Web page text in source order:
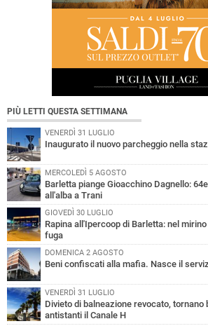
PIÙ LETTI QUESTA SETTIMANA
VENERDÌ 31 LUGLIO
Inaugurato il nuovo parcheggio nella
MERCOLEDÌ 5 AGOSTO
Barletta piange Gioacchino Dagnello:
all'alba a Trani
GIOVEDÌ 30 LUGLIO
Rapina all'Ipercoop di Barletta: nel
fuga
DOMENICA 2 AGOSTO
Beni confiscati alla mafia. Nasce il
VENERDÌ 31 LUGLIO
Divieto di balneazione revocato, tornano
antistanti il Canale H